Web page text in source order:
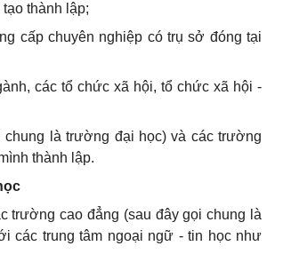
thành lập;
cấp chuyên nghiệp có trụ sở đóng tại
các tổ chức xã hội, tổ chức xã hội -
là trường đại học) và các trường
thành lập.
trường cao đẳng (sau đây gọi chung là
các trung tâm ngoại ngữ - tin học như